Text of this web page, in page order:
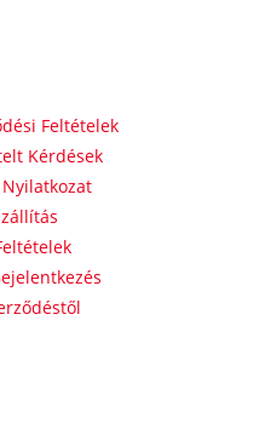
Feltételek
Kérdések